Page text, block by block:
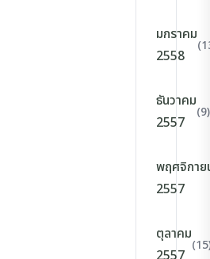
มกราคม
2558
ธันวาคม
2557
(9)
พฤศจิกาย
2557
ตุลาคม